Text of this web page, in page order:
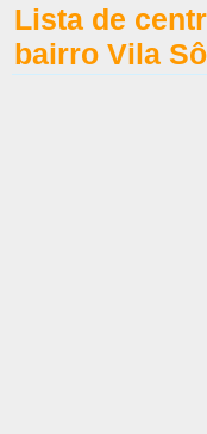
Lista de
bairro Vila